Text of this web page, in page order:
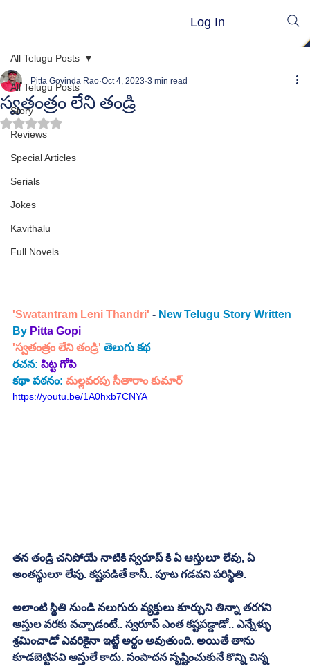
Log In
All Telugu Posts
Story
Reviews
Special Articles
Serials
Jokes
Kavithalu
Full Novels
All Telugu Posts
స్వతంత్రం లేని తండ్రి
Pitta Govinda Rao Oct 4, 2023 3 min read
Rated NaN out of 5 stars.
'Swatantram Leni Thandri' - New Telugu Story Written
By Pitta Gopi
'స్వతంత్రం లేని తండ్రి' తెలుగు కథ
రచన: పిట్ట గోపి
కథా పఠనం: మల్లవరపు సీతారాం కుమార్
https://youtu.be/1A0hxb7CNYA
తన తండ్రి చనిపోయే నాటికి స్వరూప్ కి ఏ ఆస్తులూ లేవు, ఏ
అంతస్థులూ లేవు. కష్టపడితే కానీ.. పూట గడవని పరిస్థితి.
అలాంటి స్థితి నుండి నలుగురు వ్యక్తులు కూర్చుని తిన్నా తరగని
ఆస్తుల వరకు వచ్చాడంటే.. స్వరూప్ ఎంత కష్టపడ్డాడో.. ఎన్నేళ్ళు
శ్రమించాడో ఎవరికైనా ఇట్టే అర్థం అవుతుంది. అయితే తాను
కూడబెట్టినవి ఆస్తులే కాదు. సంపాదన సృష్టించుకునే కొన్ని చిన్న